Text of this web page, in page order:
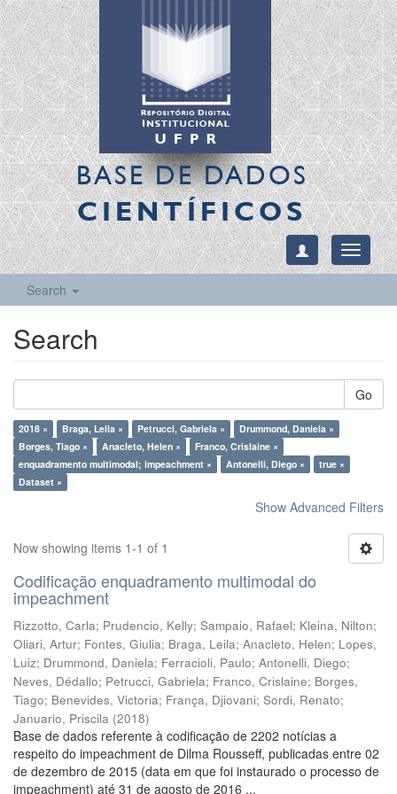
BASE DE DADOS
CIENTÍFICOS
Toggle
Search
Search
Go
2018 × Braga, Leila × Petrucci, Gabriela ×
Drummond, Daniela ×
Borges, Tiago ×
Anacleto, Helen ×
Franco, Crislaine ×
enquadramento multimodal; impeachment ×
Antonelli, Diego ×
true ×
Dataset ×
Show Advanced Filters
Now showing items 1-1 of 1
Codificação enquadramento multimodal do
impeachment
Rizzotto, Carla; Prudencio, Kelly; Sampaio, Rafael; Kleina, Nilton;
Oliari, Artur; Fontes, Giulia; Braga, Leila; Anacleto, Helen; Lopes,
Luiz; Drummond, Daniela; Ferracioli, Paulo; Antonelli, Diego;
Neves, Dédallo; Petrucci, Gabriela; Franco, Crislaine; Borges,
Tiago; Benevides, Victoria; França, Djiovani; Sordi, Renato;
Januario, Priscila (2018)
Base de dados referente à codificação de 2202 notícias a
respeito do impeachment de Dilma Rousseff, publicadas entre 02
de dezembro de 2015 (data em que foi instaurado o processo de
impeachment) até 31 de agosto de 2016 ...